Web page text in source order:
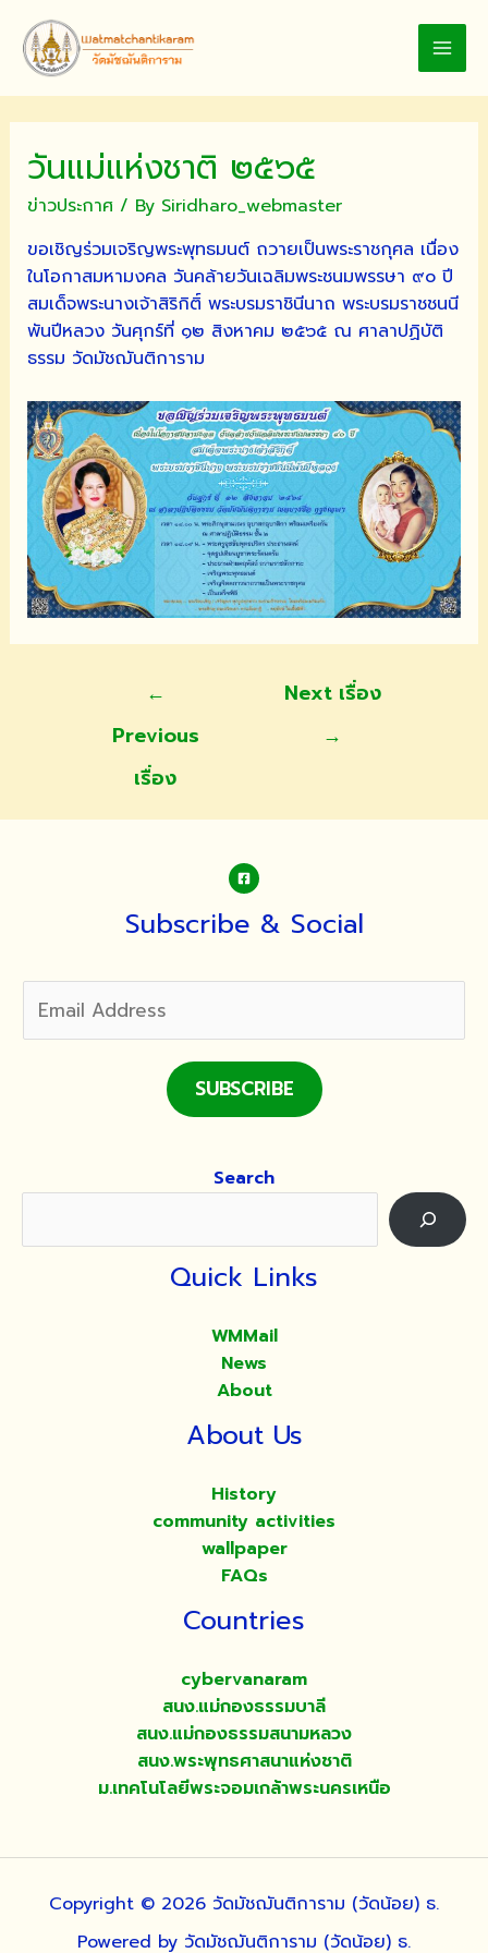
content
วันแม่แห่งชาติ ๒๕๖๕
ข่าวประกาศ/ By Siridharo_webmaster
ขอเชิญร่วมเจริญพระพุทธมนต์ ถวายเป็นพระราชกุศล เนื่อง
ในโอกาสมหามงคล วันคล้ายวันเฉลิมพระชนมพรรษา ๙๐ ปี
สมเด็จพระนางเจ้าสิริกิติ์ พระบรมราชินีนาถ พระบรมราชชนนี
พันปีหลวง วันศุกร์ที่ ๑๒ สิงหาคม ๒๕๖๕ ณ ศาลาปฏิบัติ
ธรรม วัดมัชฌันติการาม
←
Previous
เรื่อง
Next เรื่อง
→
Subscribe & Social
SUBSCRIBE
Search
Quick Links
WMMail
News
About
About Us
History
community activities
wallpaper
FAQs
Countries
cybervanaram
สนง.แม่กองธรรมบาลี
สนง.แม่กองธรรมสนามหลวง
สนง.พระพุทธศาสนาแห่งชาติ
ม.เทคโนโลยีพระจอมเกล้าพระนครเหนือ
Copyright © 2026 วัดมัชฌันติการาม (วัดน้อย) ธ.
Powered by วัดมัชฌันติการาม (วัดน้อย) ธ.